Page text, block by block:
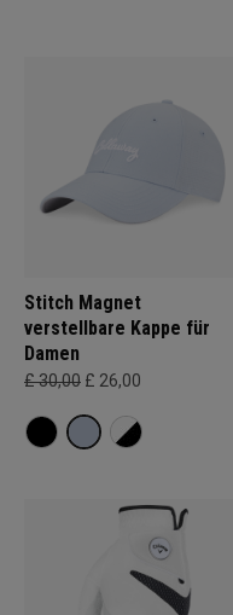
Stitch Magnet
verstellbare Kappe für
Damen
£ 30,00 £ 26,00